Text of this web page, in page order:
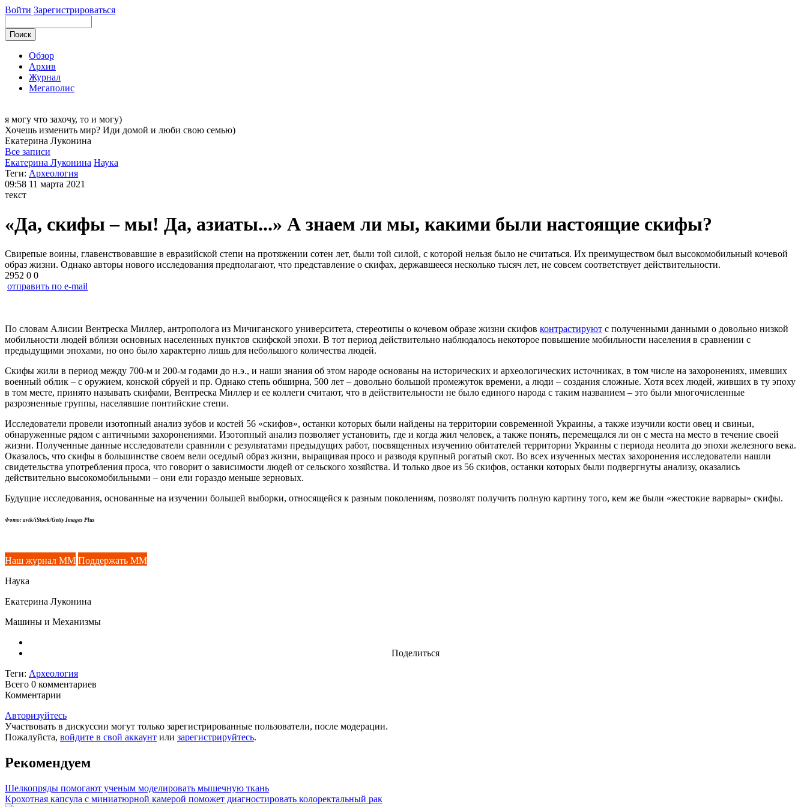
Войти Зарегистрироваться
Обзор
Архив
Журнал
Мегаполис
я могу что захочу, то и могу)
Хочешь изменить мир? Иди домой и люби свою семью)
Екатерина Луконина
Все записи
Екатерина Луконина Наука
Теги: Археология
09:58 11 марта 2021
текст
«Да, скифы – мы! Да, азиаты...» А знаем ли мы, какими были настоящие скифы?
Свирепые воины, главенствовавшие в евразийской степи на протяжении сотен лет, были той силой, с которой нельзя было не считаться. Их преимуществом был высокомобильный кочевой
образ жизни. Однако авторы нового исследования предполагают, что представление о скифах, державшееся несколько тысяч лет, не совсем соответствует действительности.
2952 0 0
отправить по e-mail
По словам Алисии Вентреска Миллер, антрополога из Мичиганского университета, стереотипы о кочевом образе жизни скифов контрастируют с полученными данными о довольно низкой
мобильности людей вблизи основных населенных пунктов скифской эпохи. В тот период действительно наблюдалось некоторое повышение мобильности населения в сравнении с
предыдущими эпохами, но оно было характерно лишь для небольшого количества людей.
Скифы жили в период между 700-м и 200-м годами до н.э., и наши знания об этом народе основаны на исторических и археологических источниках, в том числе на захоронениях, имевших
военный облик – с оружием, конской сбруей и пр. Однако степь обширна, 500 лет – довольно большой промежуток времени, а люди – создания сложные. Хотя всех людей, живших в ту эпоху
в том месте, принято называть скифами, Вентреска Миллер и ее коллеги считают, что в действительности не было единого народа с таким названием – это были многочисленные
разрозненные группы, населявшие понтийские степи.
Исследователи провели изотопный анализ зубов и костей 56 «скифов», останки которых были найдены на территории современной Украины, а также изучили кости овец и свиньи,
обнаруженные рядом с античными захоронениями. Изотопный анализ позволяет установить, где и когда жил человек, а также понять, перемещался ли он с места на место в течение своей
жизни. Полученные данные исследователи сравнили с результатами предыдущих работ, посвященных изучению обитателей территории Украины с периода неолита до эпохи железного века.
Оказалось, что скифы в большинстве своем вели оседлый образ жизни, выращивая просо и разводя крупный рогатый скот. Во всех изученных местах захоронения исследователи нашли
свидетельства употребления проса, что говорит о зависимости людей от сельского хозяйства. И только двое из 56 скифов, останки которых были подвергнуты анализу, оказались
действительно высокомобильными – они ели гораздо меньше зерновых.
Будущие исследования, основанные на изучении большей выборки, относящейся к разным поколениям, позволят получить полную картину того, кем же были «жестокие варвары» скифы.
Фото: avtk/iStock/Getty Images Plus
Наш журнал ММ Поддержать ММ
Наука
Екатерина Луконина
Машины и Механизмы
Поделиться
Теги: Археология
Всего 0 комментариев
Комментарии
Авторизуйтесь
Участвовать в дискуссии могут только зарегистрированные пользователи, после модерации.
Пожалуйста, войдите в свой аккаунт или зарегистрируйтесь.
Рекомендуем
Шелкопряды помогают ученым моделировать мышечную ткань
Крохотная капсула с миниатюрной камерой поможет диагностировать колоректальный рак